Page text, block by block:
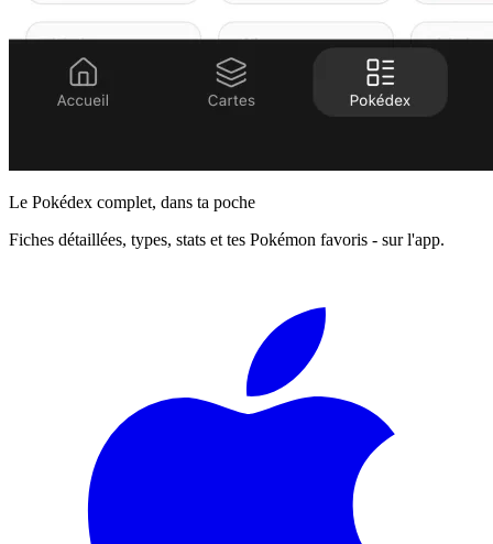
Le Pokédex complet, dans ta poche
Fiches détaillées, types, stats et tes Pokémon favoris - sur l'app.